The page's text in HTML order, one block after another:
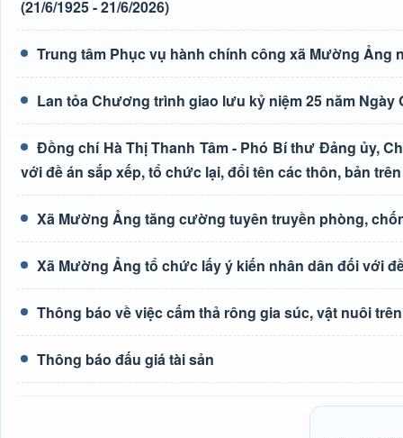
(21/6/1925 - 21/6/2026)
Trung tâm Phục vụ hành chính công xã Mường Ảng
Lan tỏa Chương trình giao lưu kỷ niệm 25 năm Ngày
Đồng chí Hà Thị Thanh Tâm - Phó Bí thư Đảng ủy,
với đề án sắp xếp, tổ chức lại, đổi tên các thôn, bản
Xã Mường Ảng tăng cường tuyên truyền phòng,
Xã Mường Ảng tổ chức lấy ý kiến nhân dân đối với
Thông báo về việc cấm thả rông gia súc, vật nuôi
Thông báo đấu giá tài sản